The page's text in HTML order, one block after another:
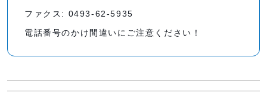
ファクス: 0493-62-5935
電話番号のかけ間違いにご注意ください！